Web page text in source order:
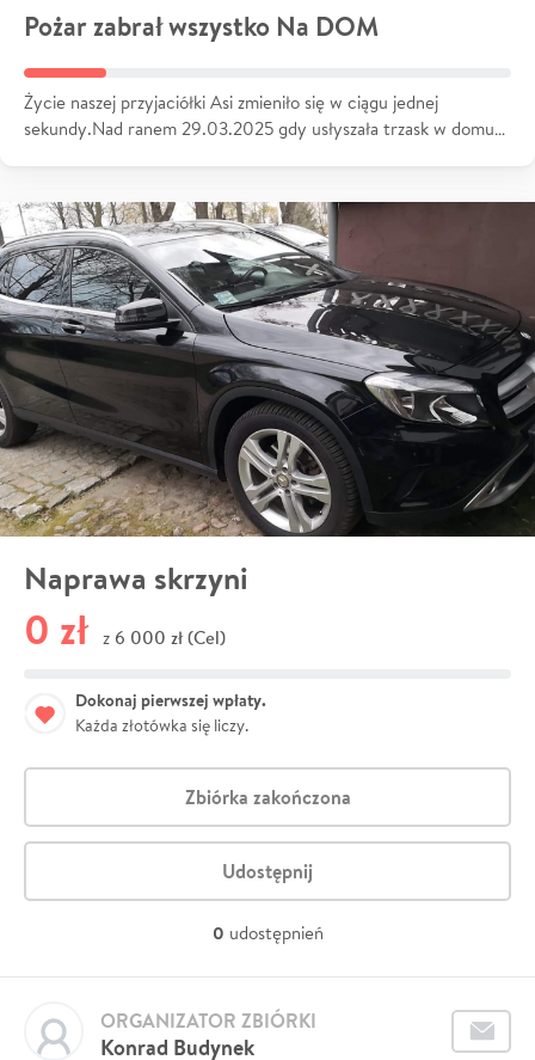
Pożar zabrał wszystko Na DOM
Życie naszej przyjaciółki Asi zmieniło się w ciągu jednej
sekundy.Nad ranem 29.03.2025 gdy usłyszała trzask w domu…
Naprawa skrzyni
0 zł z 6 000 zł (Cel)
Dokonaj pierwszej wpłaty.
Każda złotówka się liczy.
Zbiórka zakończona
Udostępnij
0 udostępnień
Konrad Budynek
ORGANIZATOR ZBIÓRKI